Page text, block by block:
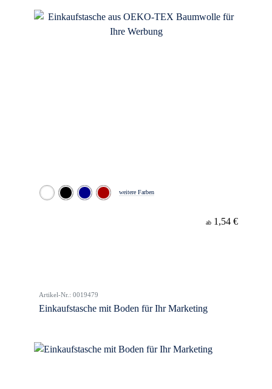
weitere Farben
ab 1,54 €
Artikel-Nr.: 0019479
Einkaufstasche mit Boden für Ihr Marketing